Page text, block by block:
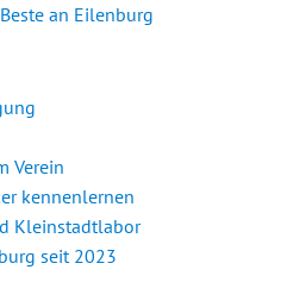
an Eilenburg
Verein
kennenlernen
Kleinstadtlabor
seit 2023